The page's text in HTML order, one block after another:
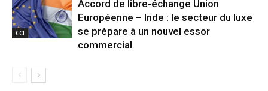
CCI
Accord de libre-échange Union
Européenne – Inde : le secteur du luxe
se prépare à un nouvel essor
commercial